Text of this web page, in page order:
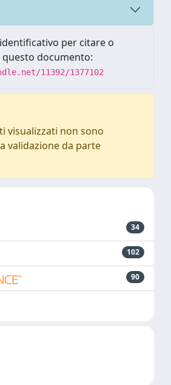
per citare o
documento:
11392/1377102
visualizzati non sono
validazione da parte
34
102
90